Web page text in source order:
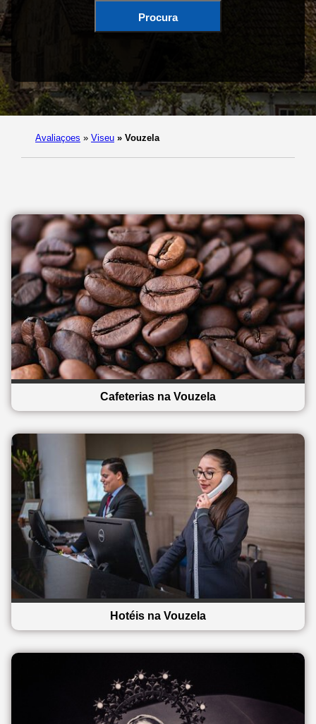
Procura
Avaliaçoes » Viseu » Vouzela
Cafeterias na Vouzela
Hotéis na Vouzela